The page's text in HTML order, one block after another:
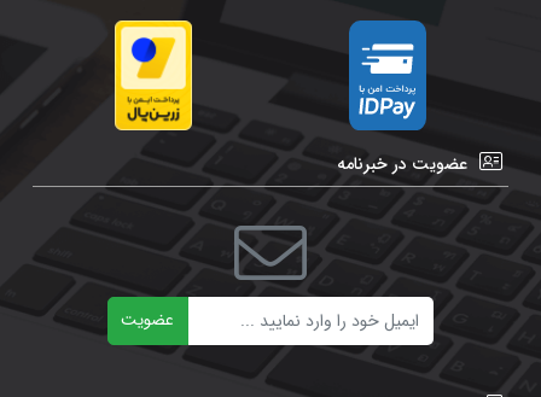
عضویت در خبرنامه
عضویت